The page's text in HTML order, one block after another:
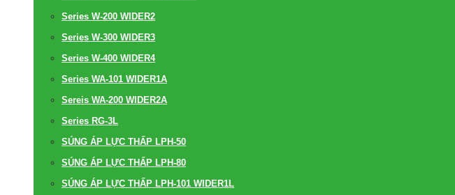
Series W-200 WIDER2
Series W-300 WIDER3
Series W-400 WIDER4
Series WA-101 WIDER1A
Sereis WA-200 WIDER2A
Series RG-3L
SÚNG ÁP LỰC THẤP LPH-50
SÚNG ÁP LỰC THẤP LPH-80
SÚNG ÁP LỰC THẤP LPH-101 WIDER1L